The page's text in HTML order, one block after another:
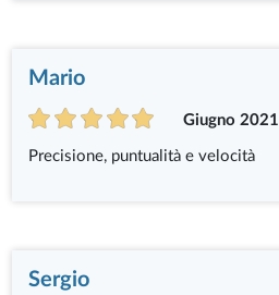
Mario
Giugno 2021
Precisione, puntualità e velocità
Sergio